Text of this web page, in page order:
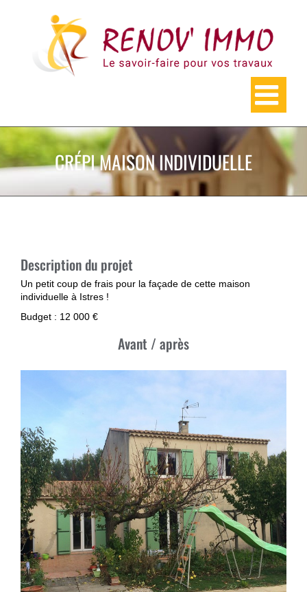
CRÉPI MAISON INDIVIDUELLE
Description du projet
Un petit coup de frais pour la façade de cette maison
individuelle à Istres !
Budget : 12 000 €
Avant / après